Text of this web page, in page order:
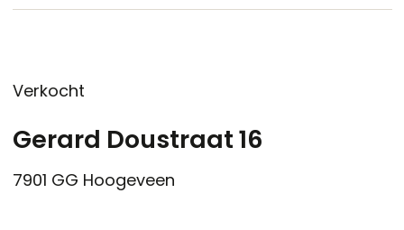
Verkocht
Gerard Doustraat 16
7901 GG Hoogeveen